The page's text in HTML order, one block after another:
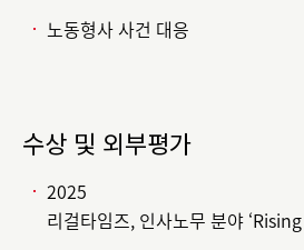
노동형사 사건 대응
수상 및 외부평가
2025
리걸타임즈, 인사노무 분야